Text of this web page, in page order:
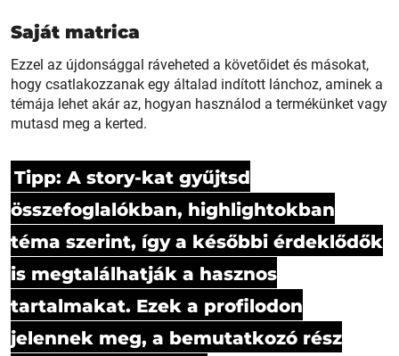
Saját matrica
Ezzel az újdonsággal ráveheted a követőidet és másokat,
hogy csatlakozzanak egy általad indított lánchoz, aminek a
témája lehet akár az, hogyan használod a termékünket vagy
mutasd meg a kerted.
Tipp: A story-kat gyűjtsd
összefoglalókban, highlightokban
téma szerint, így a későbbi érdeklődők
is megtalálhatják a hasznos
tartalmakat. Ezek a profilodon
jelennek meg, a bemutatkozó rész